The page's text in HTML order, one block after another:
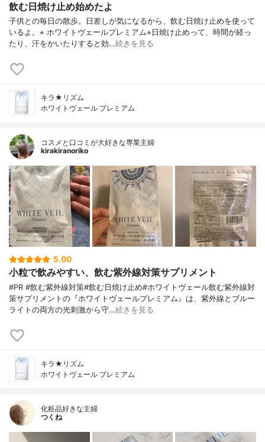
飲む日焼け止め始めたよ
子供との毎日の散歩。日差しが気になるから、飲む日焼け止めを使って
いるよ。⭐︎ ホワイトヴェールプレミアム⭐︎日焼け止めって、時間が経っ
たり、汗をかいたりすると効…続きを見る
キラ★リズム
ホワイトヴェール プレミアム
コスメと口コミが大好きな専業主婦
kirakiranoriko
5.00
小粒で飲みやすい、飲む紫外線対策サプリメント
#PR #飲む紫外線対策#飲む日焼け止め#ホワイトヴェール飲む紫外線対
策サプリメントの『ホワイトヴェールプレミアム』は、紫外線とブルー
ライトの両方の光刺激から守…続きを見る
キラ★リズム
ホワイトヴェール プレミアム
化粧品好きな主婦
つくね